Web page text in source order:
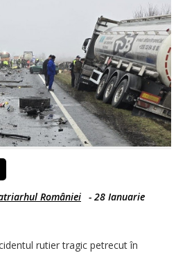
României - 28 Ianuarie
rutier tragic petrecut în